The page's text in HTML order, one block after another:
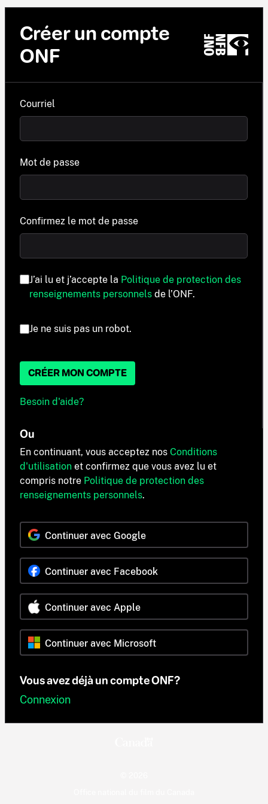
Créer un compte
ONF
Courriel
Mot de passe
Confirmez le mot de passe
J’ai lu et j’accepte la Politique de protection des
renseignements personnels de l’ONF.
Je ne suis pas un robot.
CRÉER MON COMPTE
Besoin d'aide?
Ou
En continuant, vous acceptez nos Conditions
d'utilisation et confirmez que vous avez lu et
compris notre Politique de protection des
renseignements personnels.
Continuer avec Google
Continuer avec Facebook
Continuer avec Apple
Continuer avec Microsoft
Vous avez déjà un compte ONF?
Connexion